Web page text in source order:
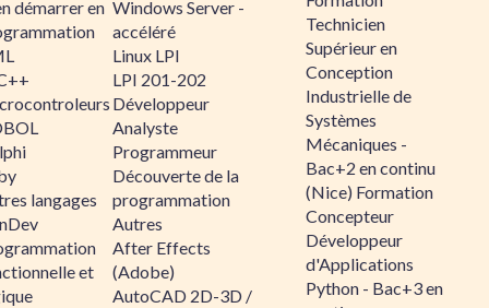
démarrer en
langages
et
Windows Server -
accéléré
Linux LPI
LPI 201-202
Développeur
Analyste
Programmeur
Découverte de la
programmation
Autres
After Effects
(Adobe)
AutoCAD 2D-3D /
Technicien
Supérieur en
Conception
Industrielle de
Systèmes
Mécaniques -
Bac+2 en continu
(Nice) Formation
Concepteur
Développeur
d'Applications
Python - Bac+3 en